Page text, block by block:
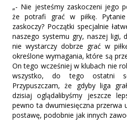
„- Nie jesteśmy zaskoczeni jego
że potrafi grać w piłkę.
zaskoczy? Początki specjalnie
naszego systemu gry, naszej ligi,
nie wystarczy dobrze grać w
określone wymagania, które są
On tego wcześniej w klubach nie
wszystko, do tego ostatni
Przypuszczam, że gdyby liga
dzisiaj oglądalibyśmy jeszcze
pewno ta dwumiesięczna przerwa
postawę, podobnie jak innych